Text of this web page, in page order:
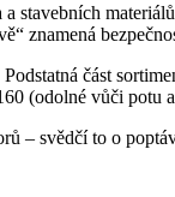
stavebních
znamená
část
(odolné vůči potu
– svědčí to o